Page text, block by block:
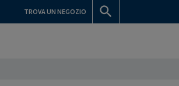
TROVA UN NEGOZIO